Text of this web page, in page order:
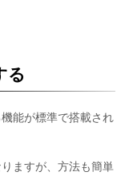
る
能が標準で搭載され
ますが、方法も簡単